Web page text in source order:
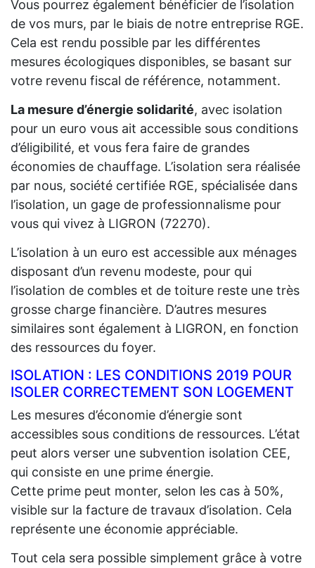
Vous pourrez également bénéficier de l’isolation
de vos murs, par le biais de notre entreprise RGE.
Cela est rendu possible par les différentes
mesures écologiques disponibles, se basant sur
votre revenu fiscal de référence, notamment.
La mesure d’énergie solidarité, avec isolation
pour un euro vous ait accessible sous conditions
d’éligibilité, et vous fera faire de grandes
économies de chauffage. L’isolation sera réalisée
par nous, société certifiée RGE, spécialisée dans
l’isolation, un gage de professionnalisme pour
vous qui vivez à LIGRON (72270).
L’isolation à un euro est accessible aux ménages
disposant d’un revenu modeste, pour qui
l’isolation de combles et de toiture reste une très
grosse charge financière. D’autres mesures
similaires sont également à LIGRON, en fonction
des ressources du foyer.
ISOLATION : LES CONDITIONS 2019 POUR
ISOLER CORRECTEMENT SON LOGEMENT
Les mesures d’économie d’énergie sont
accessibles sous conditions de ressources. L’état
peut alors verser une subvention isolation CEE,
qui consiste en une prime énergie.
Cette prime peut monter, selon les cas à 50%,
visible sur la facture de travaux d’isolation. Cela
représente une économie appréciable.
Tout cela sera possible simplement grâce à votre